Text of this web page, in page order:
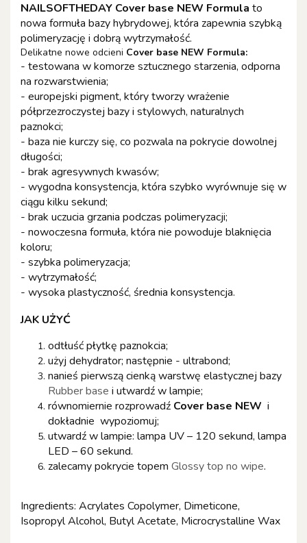
NAILSOFTHEDAY Cover base NEW Formula to
nowa formuła bazy hybrydowej, która zapewnia szybką
polimeryzację i dobrą wytrzymałość.
Delikatne nowe odcieni Cover base NEW Formula:
- testowana w komorze sztucznego starzenia, odporna
na rozwarstwienia;
- europejski pigment, który tworzy wrażenie
półprzezroczystej bazy i stylowych, naturalnych
paznokci;
- baza nie kurczy się, co pozwala na pokrycie dowolnej
długości;
- brak agresywnych kwasów;
- wygodna konsystencja, która szybko wyrównuje się w
ciągu kilku sekund;
- brak uczucia grzania podczas polimeryzacji;
- nowoczesna formuła, która nie powoduje blaknięcia
koloru;
- szybka polimeryzacja;
- wytrzymałość;
- wysoka plastyczność, średnia konsystencja.
JAK UŻYĆ
odtłuść płytkę paznokcia;
użyj dehydrator; następnie - ultrabond;
nanieś pierwszą cienką warstwę elastycznej bazy
Rubber base i utwardź w lampie;
równomiernie rozprowadź Cover base NEW i
dokładnie wypoziomuj;
utwardź w lampie: lampa UV – 120 sekund, lampa
LED – 60 sekund.
zalecamy pokrycie topem Glossy top no wipe.
Ingredients: Acrylates Copolymer, Dimeticone,
Isopropyl Alcohol, Butyl Acetate, Microcrystalline Wax